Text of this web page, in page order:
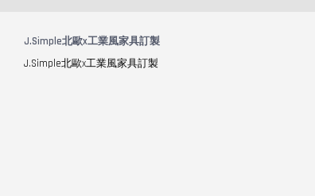
J.Simple北歐x工業風家具訂製
J.Simple北歐x工業風家具訂製